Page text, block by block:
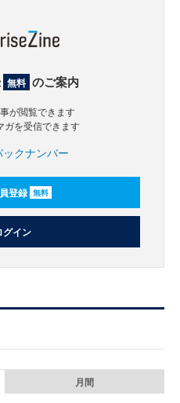
無料 のご案内
が閲覧できます
ガを受信できます
ックナンバー
登録 無料
グイン
月間